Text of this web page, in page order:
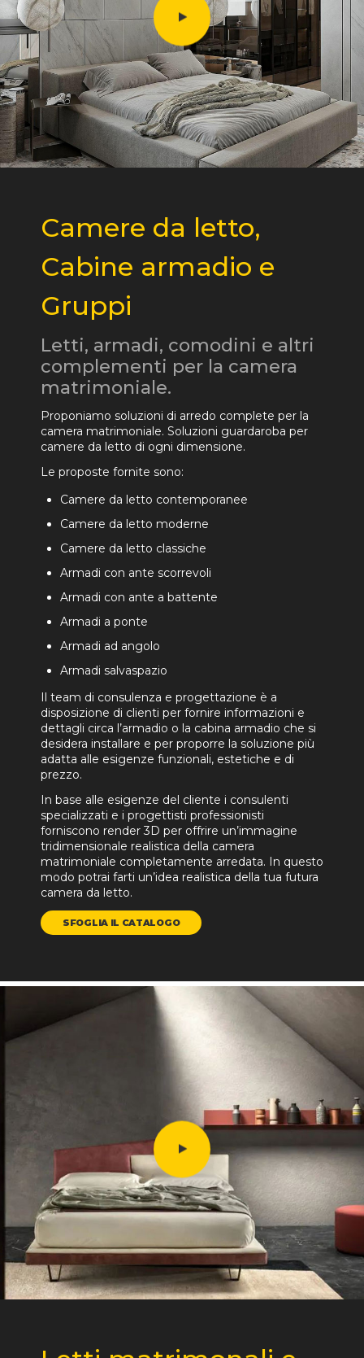
Camere da letto,
Cabine armadio e
Gruppi
Letti, armadi, comodini e altri
complementi per la camera
matrimoniale.
Proponiamo soluzioni di arredo complete per la
camera matrimoniale. Soluzioni guardaroba per
camere da letto di ogni dimensione.
Le proposte fornite sono:
Camere da letto contemporanee
Camere da letto moderne
Camere da letto classiche
Armadi con ante scorrevoli
Armadi con ante a battente
Armadi a ponte
Armadi ad angolo
Armadi salvaspazio
Il team di consulenza e progettazione è a
disposizione di clienti per fornire informazioni e
dettagli circa l’armadio o la cabina armadio che si
desidera installare e per proporre la soluzione più
adatta alle esigenze funzionali, estetiche e di
prezzo.
In base alle esigenze del cliente i consulenti
specializzati e i progettisti professionisti
forniscono render 3D per offrire un’immagine
tridimensionale realistica della camera
matrimoniale completamente arredata. In questo
modo potrai farti un’idea realistica della tua futura
camera da letto.
SFOGLIA IL CATALOGO